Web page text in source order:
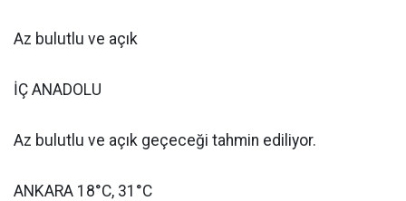
Az bulutlu ve açık
İÇ ANADOLU
Az bulutlu ve açık geçeceği tahmin ediliyor.
ANKARA 18°C, 31°C